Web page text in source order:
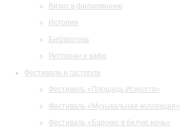
Визит в филармонию
История
Библиотека
Ресторан и кафе
Фестивали и гастроли
Фестиваль «Площадь Искусств»
Фестиваль «Музыкальная коллекция»
Фестиваль «Барокко в белую ночь»